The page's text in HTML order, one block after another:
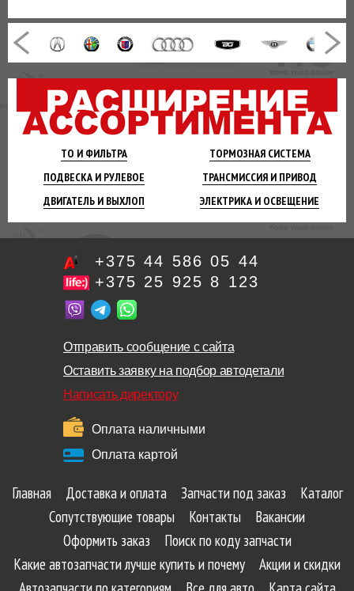
ТО И ФИЛЬТРА ТОРМОЗНАЯСИСТЕМА
ПОДВЕСКА И РУЛЕВОЕ ТРАНСМИССИЯ И ПРИВОД
ДВИГАТЕЛЬ И ВЫХЛОП ЭЛЕКТРИКА И ОСВЕЩЕНИЕ
+375 44 586 05 44
+375 25 925 8 123
Отправить сообщение с сайта
Оставить заявку на подбор автодетали
Написать директору
Оплата наличными
Оплата картой
Главная Доставка и оплата Запчасти под заказ
Каталог
Сопутствующие товары
Контакты
Вакансии
Оформить заказ
Поиск по коду запчасти
Какие автозапчасти лучше купить и почему
Акции и скидки